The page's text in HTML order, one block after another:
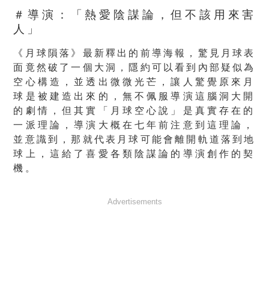
＃導演：「熱愛陰謀論，但不該用來害
人」
《月球隕落》最新釋出的前導海報， 驚見月球表
面竟然破了一個大洞， 隱約可以看到內部疑似為
空心構造，並透出微微光芒，讓人驚覺原來月
球是被建造出來的， 無不佩服導演這腦洞大開
的劇情，但其實「月球空心說」 是真實存在的
一派理論，導演大概在七年前注意到這理論，
並意識到，那就代表月球可能會離開軌道落到地
球上， 這給了喜愛各類陰謀論的導演創作的契
機。
Advertisements